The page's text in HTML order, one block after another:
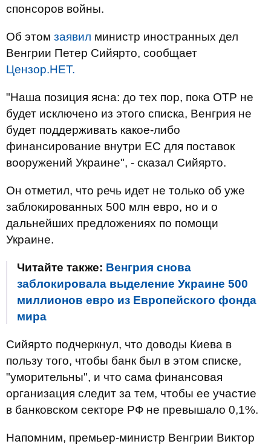
спонсоров войны.
Об этом заявил министр иностранных дел
Венгрии Петер Сийярто, сообщает
Цензор.НЕТ.
"Наша позиция ясна: до тех пор, пока OTP не
будет исключено из этого списка, Венгрия не
будет поддерживать какое-либо
финансирование внутри ЕС для поставок
вооружений Украине", - сказал Сийярто.
Он отметил, что речь идет не только об уже
заблокированных 500 млн евро, но и о
дальнейших предложениях по помощи
Украине.
Читайте также: Венгрия снова
заблокировала выделение Украине 500
миллионов евро из Европейского фонда
мира
Сийярто подчеркнул, что доводы Киева в
пользу того, чтобы банк был в этом списке,
"уморительны", и что сама финансовая
организация следит за тем, чтобы ее участие
в банковском секторе РФ не превышало 0,1%.
Напомним, премьер-министр Венгрии Виктор